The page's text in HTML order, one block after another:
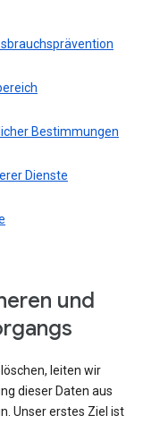
Bestimmungen
Dienste
und
leiten wir
dieser Daten aus
Unser erstes Ziel ist